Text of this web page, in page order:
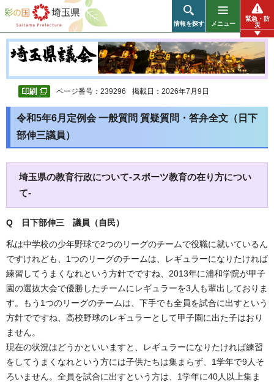
彩の国 埼玉県
情報を探す メニュー
緊急・防
災
ページ番号：239296 掲載日：2026年7月9日
令和5年6月定例会 一般質問 質疑質問・答弁全文（日下
部伸三議員）
埼玉県の教育行政について-スポーツ教育の在り方につい
て-
Q 日下部伸三 議員（自民）
私は中学校の少年野球で2つのリーグのチームで役職に就いているん
ですけれども、1つのリーグのチームは、レギュラーになりたければ
練習してうまくなれという方針でですね、2013年に浦和学院が甲子
園の選抜大会で優勝したチームにレギュラーを3人も輩出しておりま
す。もう1つのリーグのチームは、下手でも全員を試合に出すという
方針でですね、高校野球のレギュラーとして甲子園に出た子はおり
ません。
現在の状況はどうかといいますと、レギュラーになりたければ練習
をしてうまくなれという方には子供たちは集まらず、1学年で9人そ
ろいません。全員を試合に出すという方は、1学年に40人以上集ま